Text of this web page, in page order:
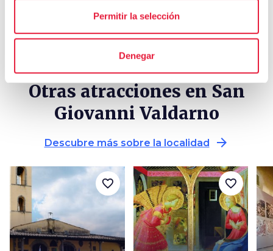
Permitir la selección
Denegar
Otras atracciones en San
Giovanni Valdarno
Descubre más sobre la localidad arrow_forward
favorite_border favorite_border